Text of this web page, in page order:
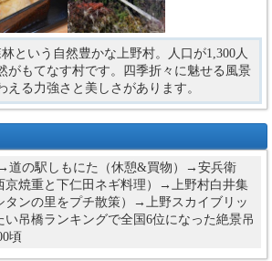
という自然豊かな上野村。人口が1,300人
がもてなす村です。四季折々に魅せる風景
える力強さと美しさがあります。
道の駅しもにた（休憩&買物）→安兵衛
京焼重と下仁田ネギ料理）→上野村白井集
タンの里をプチ散策）→上野スカイブリッ
い吊橋ランキングで全国6位になった絶景吊
頃